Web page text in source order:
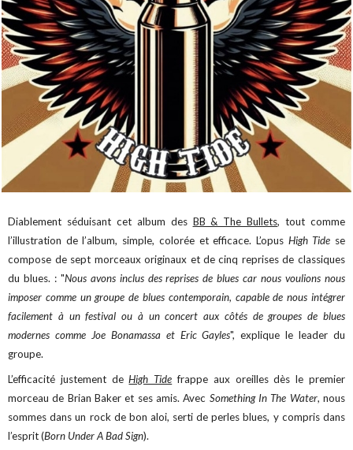
Diablement séduisant cet album des BB & The Bullets, tout comme
l’illustration de l’album, simple, colorée et efficace. L’opus High Tide se
compose de sept morceaux originaux et de cinq reprises de classiques
du blues. : "Nous avons inclus des reprises de blues car nous voulions nous
imposer comme un groupe de blues contemporain, capable de nous intégrer
facilement à un festival ou à un concert aux côtés de groupes de blues
modernes comme Joe Bonamassa et Eric Gayles", explique le leader du
groupe.
L’efficacité justement deHigh Tide frappe aux oreilles dès le premier
morceau de Brian Baker et ses amis. Avec Something In The Water, nous
sommes dans un rock de bon aloi, serti de perles blues, y compris dans
l’esprit (Born Under A Bad Sign).